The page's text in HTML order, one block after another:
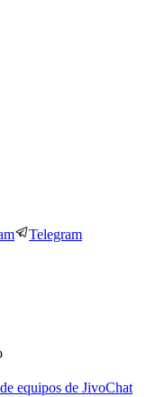
Telegram
equipos de JivoChat